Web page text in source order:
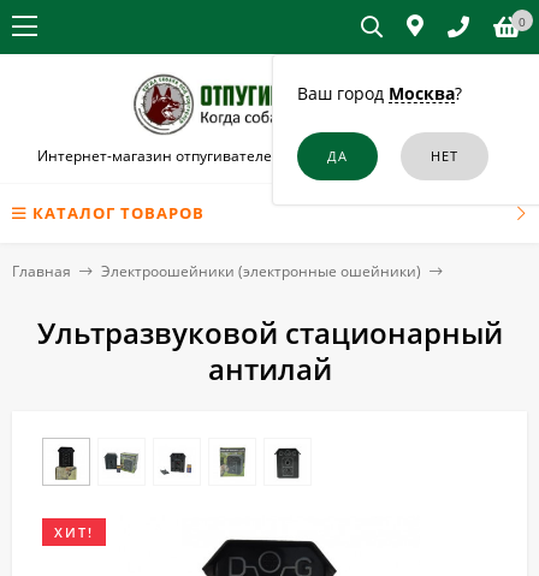
Ваш город Москва?
0
Интернет-магазин отпугивателей собак и кошек в Владивостоке
КАТАЛОГ ТОВАРОВ
Главная Электроошейники (электронные ошейники)
Ультразвуковой стационарный
антилай
ХИТ!